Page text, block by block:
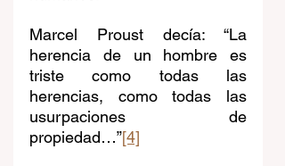
Marcel Proust decía: “La
herencia de un hombre es
triste como todas las
herencias, como todas las
usurpaciones de
propiedad…”[4]